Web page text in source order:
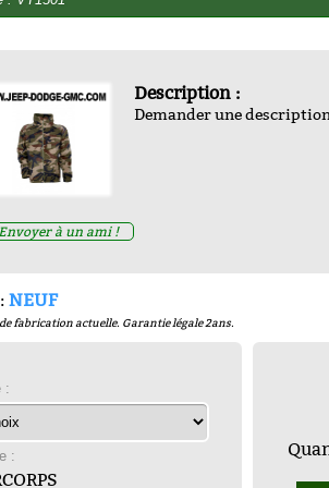
à un ami !
Description :
Demander une
:NEUF
fabrication actuelle. Garantie légale 2ans.
:
:
DE LA